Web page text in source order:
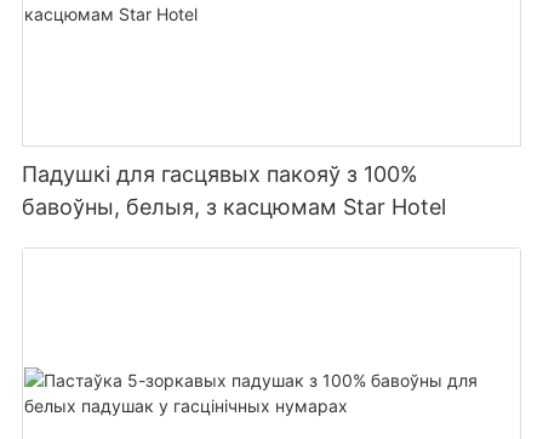
Падушкі для гасцявых пакояў з 100%
бавоўны, белыя, з касцюмам Star Hotel